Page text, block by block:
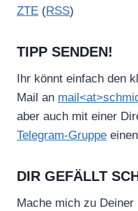
ZTE (RSS)
TIPP SENDEN!
Ihr könnt einfach den
Mail an
aber auch mit einer
Telegram-Gruppe
DIR GEFÄLLT
Mache mich zu